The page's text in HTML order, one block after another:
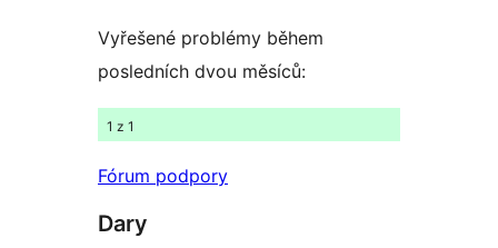
Vyřešené problémy během
posledních dvou měsíců:
1 z 1
Fórum podpory
Dary